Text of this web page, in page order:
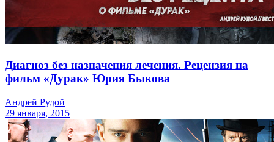
Диагноз без назначения лечения. Рецензия на
фильм «Дурак» Юрия Быкова
Андрей Рудой
29 января, 2015